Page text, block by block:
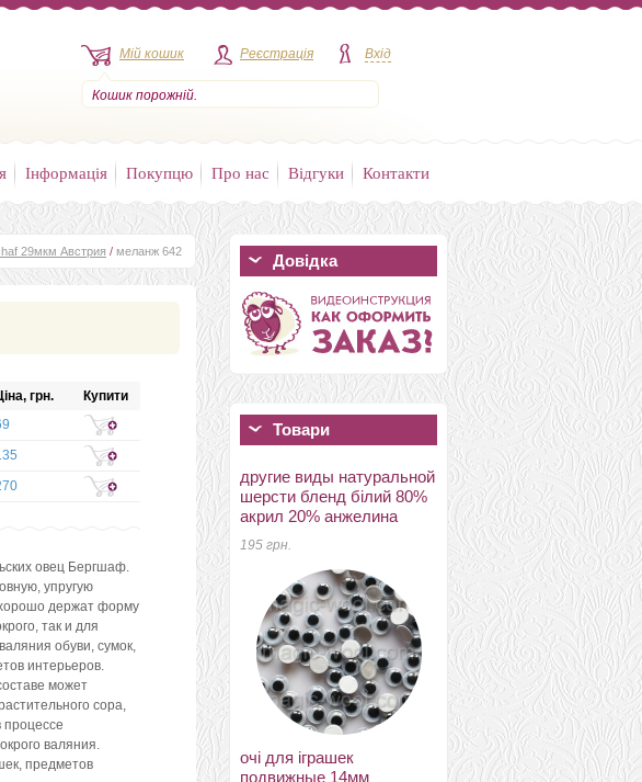
Мій кошик
Кошик порожній.
Реєстрація Вхід
Інформація Покупцю Про нас Відгуки Контакти
Довідка
Товари
другие виды натуральной
шерсти бленд білий 80%
акрил 20% анжелина
195 грн.
очі для іграшек
подвижные 14мм
меринос 22-24мкм
Україна ТМ Наша пряжа
мятний
52 грн.
29мкм Австрия / меланж 642
грн.
Купити
овец Бергшаф.
упругую
держат форму
так и для
обуви, сумок,
интерьеров.
может
сора,
процессе
валяния.
предметов